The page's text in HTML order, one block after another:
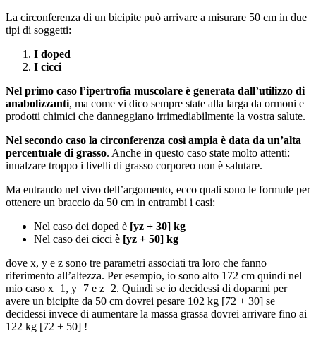
La circonferenza di un bicipite può arrivare a misurare 50 cm in due
tipi di soggetti:
I doped
I cicci
Nel primo caso l’ipertrofia muscolare è generata dall’utilizzo di
anabolizzanti, ma come vi dico sempre state alla larga da ormoni e
prodotti chimici che danneggiano irrimediabilmente la vostra salute.
Nel secondo caso la circonferenza così ampia è data da un’alta
percentuale di grasso. Anche in questo caso state molto attenti:
innalzare troppo i livelli di grasso corporeo non è salutare.
Ma entrando nel vivo dell’argomento, ecco quali sono le formule per
ottenere un braccio da 50 cm in entrambi i casi:
Nel caso dei doped è [yz + 30] kg
Nel caso dei cicci è [yz + 50] kg
dove x, y e z sono tre parametri associati tra loro che fanno
riferimento all’altezza. Per esempio, io sono alto 172 cm quindi nel
mio caso x=1, y=7 e z=2. Quindi se io decidessi di doparmi per
avere un bicipite da 50 cm dovrei pesare 102 kg [72 + 30] se
decidessi invece di aumentare la massa grassa dovrei arrivare fino ai
122 kg [72 + 50] !